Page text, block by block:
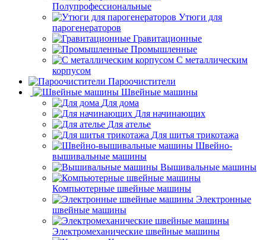
Полупрофессиональные
Утюги для
парогенераторов
Гравитационные
Промышленные
С металлическим
корпусом
Пароочистители
Швейные машины
Для дома
Для начинающих
Для ателье
Для шитья трикотажа
Швейно-
вышивальные машины
Вышивальные машины
Компьютерные швейные машины
Электронные
швейные машины
Электромеханические швейные машины